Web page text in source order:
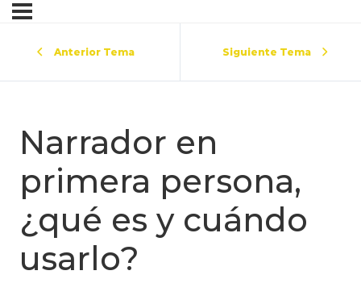
Anterior Tema Siguiente Tema
Narrador en
primera persona,
¿qué es y cuándo
usarlo?